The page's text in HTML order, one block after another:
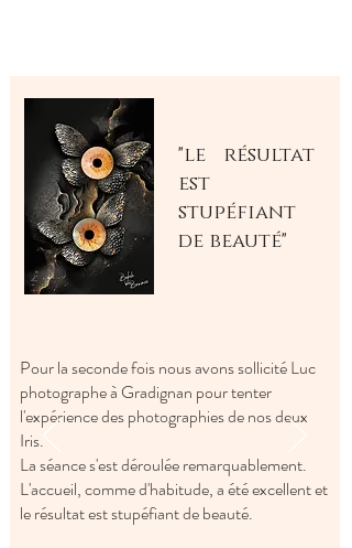
"le résultat
est
stupéfiant
de beauté"
Pour la seconde fois nous avons sollicité Luc
photographe à Gradignan pour tenter
l'expérience des photographies de nos deux
Iris.
La séance s'est déroulée remarquablement.
L'accueil, comme d'habitude, a été excellent et
le résultat est stupéfiant de beauté.